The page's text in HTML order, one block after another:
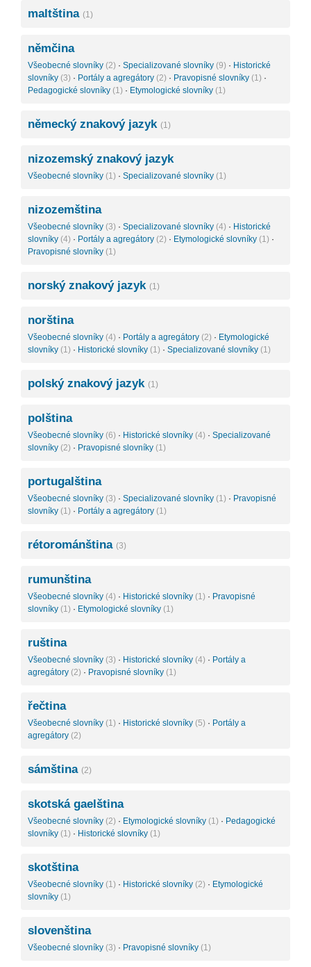
maltština (1)
němčina
Všeobecné slovníky (2) · Specializované slovníky (9) · Historické
slovníky (3) · Portály a agregátory (2) · Pravopisné slovníky (1) ·
Pedagogické slovníky (1) · Etymologické slovníky (1)
německý znakový jazyk (1)
nizozemský znakový jazyk
Všeobecné slovníky (1) · Specializované slovníky (1)
nizozemština
Všeobecné slovníky (3) · Specializované slovníky (4) · Historické
slovníky (4) · Portály a agregátory (2) · Etymologické slovníky (1) ·
Pravopisné slovníky (1)
norský znakový jazyk (1)
norština
Všeobecné slovníky (4) · Portály a agregátory (2) · Etymologické
slovníky (1) · Historické slovníky (1) · Specializované slovníky (1)
polský znakový jazyk (1)
polština
Všeobecné slovníky (6) · Historické slovníky (4) · Specializované
slovníky (2) · Pravopisné slovníky (1)
portugalština
Všeobecné slovníky (3) · Specializované slovníky (1) · Pravopisné
slovníky (1) · Portály a agregátory (1)
rétorománština (3)
rumunština
Všeobecné slovníky (4) · Historické slovníky (1) · Pravopisné
slovníky (1) · Etymologické slovníky (1)
ruština
Všeobecné slovníky (3) · Historické slovníky (4) · Portály a
agregátory (2) · Pravopisné slovníky (1)
řečtina
Všeobecné slovníky (1) · Historické slovníky (5) · Portály a
agregátory (2)
sámština (2)
skotská gaelština
Všeobecné slovníky (2) · Etymologické slovníky (1) · Pedagogické
slovníky (1) · Historické slovníky (1)
skotština
Všeobecné slovníky (1) · Historické slovníky (2) · Etymologické
slovníky (1)
slovenština
Všeobecné slovníky (3) · Pravopisné slovníky (1)